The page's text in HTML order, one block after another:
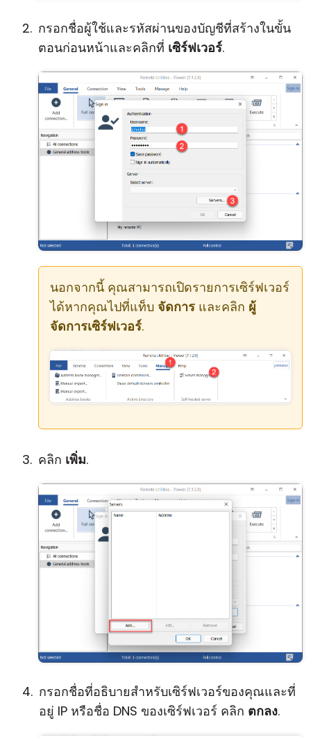
กรอกชื่อผู้ใช้และรหัสผ่านของบัญชีที่สร้างในขั้น
ตอนก่อนหน้าและคลิกที่ เซิร์ฟเวอร์.
นอกจากนี้ คุณสามารถเปิดรายการเซิร์ฟเวอร์
ได้หากคุณไปที่แท็บ จัดการ และคลิก ผู้
จัดการเซิร์ฟเวอร์.
คลิก เพิ่ม.
กรอกชื่อที่อธิบายสำหรับเซิร์ฟเวอร์ของคุณและที่
อยู่ IP หรือชื่อ DNS ของเซิร์ฟเวอร์ คลิก ตกลง.